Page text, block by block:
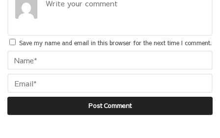
Save my name and email in this browser for the next time I comment.